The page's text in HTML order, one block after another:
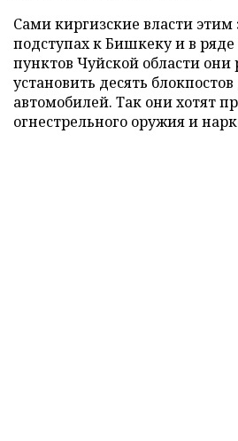
Сами киргизские власти
подступах к Бишкеку и в
пунктов Чуйской области они
установить десять
автомобилей. Так они хотят
огнестрельного оружия и